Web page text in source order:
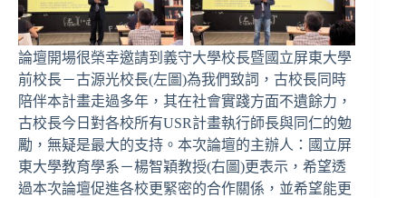
論壇開場很榮幸邀請到義守大學校長暨國立屏東大學
前校長－古源光校長(左圖)為我們致詞，古校長同時
陪伴本計畫走過多年，其在社會實踐方面不遺餘力，
古校長今日對各校所有USR計畫執行師長與同仁的勉
勵，無疑是最大的支持。本次論壇的主辦人：國立屏
東大學教育學系－楊智穎教授(右圖)更表示，希望透
過本次論壇促進各校更緊密的合作關係，並希望能更